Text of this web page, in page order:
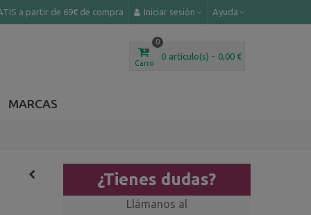
a partir de 69€ de compra Iniciar sesión Ayuda
Carro
0
0 artículo(s) - 0,00 €
MARCAS
¿Tienes dudas?
Llámanos al